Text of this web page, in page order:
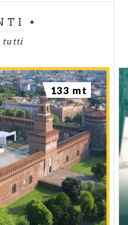
tutti
133 mt